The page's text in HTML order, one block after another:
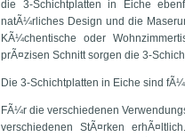
die 3-Schichtplatten in Eiche
natÃ¼rliches Design und die
KÃ¼chentische oder
prÃ¤zisen Schnitt sorgen die 3-
Die 3-Schichtplatten in Eiche sind
FÃ¼r die verschiedenen
verschiedenen StÃ¤rken